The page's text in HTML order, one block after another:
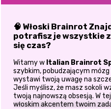
🧠 Włoski Brainrot
potrafisz je wszystkie
się czas?
Witamy w Italian Brainrot
szybkim, pobudzającym
wystawi twoją uwagę na
Jeśli myślisz, że masz sokoli
twoją najnowszą obsesją. W tej
włoskim akcentem twoim